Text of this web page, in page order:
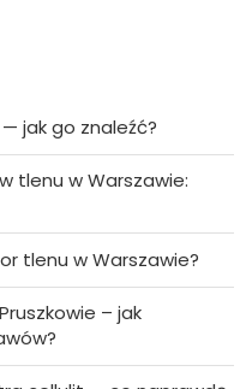
jak go znaleźć?
tlenu w Warszawie:
tlenu w Warszawie?
– jak